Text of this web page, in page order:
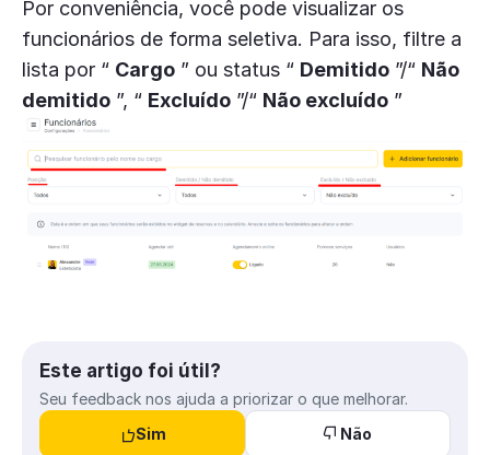
Por conveniência, você pode visualizar os
funcionários de forma seletiva. Para isso, filtre a
lista por “ Cargo ” ou status “ Demitido ”/“ Não
demitido ”, “ Excluído ”/“ Não excluído ”
Este artigo foi útil?
Seu feedback nos ajuda a priorizar o que melhorar.
Sim
Não